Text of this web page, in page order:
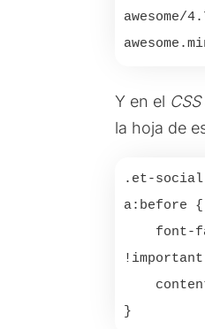
awesome/
Y en el
la hoja de
.et-
a:before {